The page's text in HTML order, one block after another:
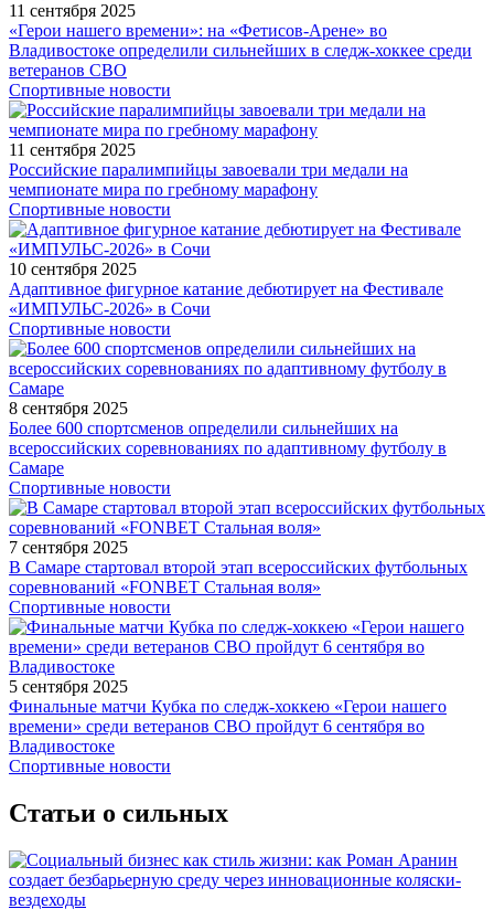
11 сентября 2025
«Герои нашего времени»: на «Фетисов-Арене» во
Владивостоке определили сильнейших в следж-хоккее среди
ветеранов СВО
Спортивные новости
11 сентября 2025
Российские паралимпийцы завоевали три медали на
чемпионате мира по гребному марафону
Спортивные новости
10 сентября 2025
Адаптивное фигурное катание дебютирует на Фестивале
«ИМПУЛЬС-2026» в Сочи
Спортивные новости
8 сентября 2025
Более 600 спортсменов определили сильнейших на
всероссийских соревнованиях по адаптивному футболу в
Самаре
Спортивные новости
7 сентября 2025
В Самаре стартовал второй этап всероссийских футбольных
соревнований «FONBET Стальная воля»
Спортивные новости
5 сентября 2025
Финальные матчи Кубка по следж-хоккею «Герои нашего
времени» среди ветеранов СВО пройдут 6 сентября во
Владивостоке
Спортивные новости
Статьи о сильных